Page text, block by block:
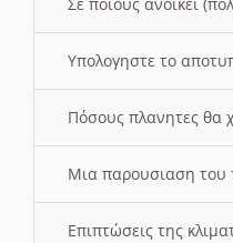
Υπολογηστε το
Πόσους πλανητες θα
Μια παρουσιαση του
Επιπτώσεις της